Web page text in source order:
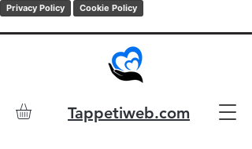
Privacy Policy Cookie Policy
Tappetiweb.com